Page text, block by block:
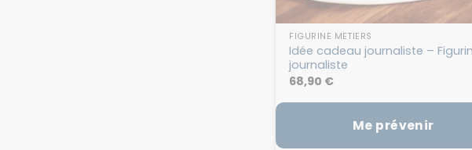
FIGURINE MÉTIERS
Idée cadeau journaliste –
journaliste
68,90 €
Me prévenir